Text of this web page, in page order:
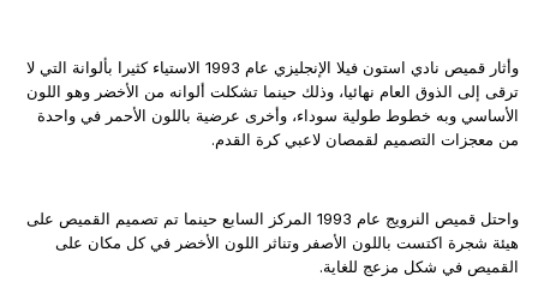
وأثار قميص نادي استون فيلا الإنجليزي عام 1993 الاستياء كثيرا بألوانة التي لا
ترقى إلى الذوق العام نهائيا، وذلك حينما تشكلت ألوانه من الأخضر وهو اللون
الأساسي وبه خطوط طولية سوداء، وأخرى عرضية باللون الأحمر في واحدة
من معجزات التصميم لقمصان لاعبي كرة القدم.
واحتل قميص النرويج عام 1993 المركز السابع حينما تم تصميم القميص على
هيئة شجرة اكتست باللون الأصفر وتناثر اللون الأخضر في كل مكان على
القميص في شكل مزعج للغاية.